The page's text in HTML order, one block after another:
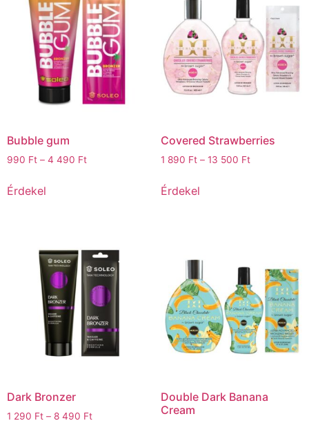
Bubble gum
990 Ft – 4 490 Ft
Érdekel
Covered Strawberries
1 890 Ft – 13 500 Ft
Érdekel
Dark Bronzer
1 290 Ft – 8 490 Ft
Double Dark Banana
Cream